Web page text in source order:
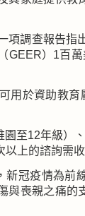
項調查報告指
GEER） 1百
用於資助教育
園至12年級）
以上的諮詢需
新冠疫情為前
與喪親之痛的